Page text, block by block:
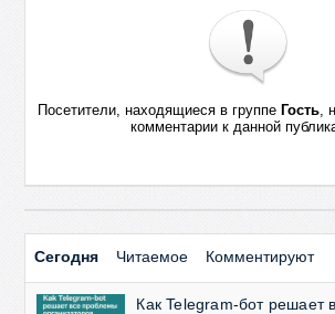
Посетители, находящиеся в группе Гость,
комментарии к данной
Сегодня Читаемое Комментируют
Как Telegram-бот решает